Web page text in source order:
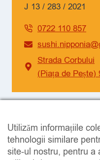
J 13 / 283 / 2021
0722 110 857
Strada Corbului
(Piața de Pește)
Facebook
Instagram
Utilizăm informațiile
tehnologii similare
site-ul nostru, pentru a